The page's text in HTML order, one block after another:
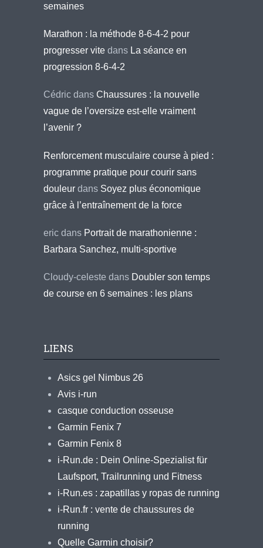
semaines
Marathon : la méthode 8-6-4-2 pour
progresser vite dans La séance en
progression 8-6-4-2
Cédric dans Chaussures : la nouvelle
vague de l’oversize est-elle vraiment
l’avenir ?
Renforcement musculaire course à pied :
programme pratique pour courir sans
douleur dans Soyez plus économique
grâce à l’entraînement de la force
eric dans Portrait de marathonienne :
Barbara Sanchez, multi-sportive
Cloudy-celeste dans Doubler son temps
de course en 6 semaines : les plans
LIENS
Asics gel Nimbus 26
Avis i-run
casque conduction osseuse
Garmin Fenix 7
Garmin Fenix 8
i-Run.de : Dein Online-Spezialist für
Laufsport, Trailrunning und Fitness
i-Run.es : zapatillas y ropas de running
i-Run.fr : vente de chaussures de
running
Quelle Garmin choisir?